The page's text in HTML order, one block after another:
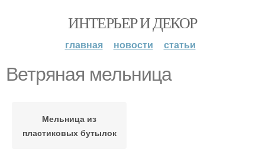
ИНТЕРЬЕР И ДЕКОР
главная новости статьи
Ветряная мельница
Мельница из
пластиковых бутылок